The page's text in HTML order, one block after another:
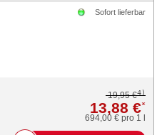
Sofort lieferbar
19,95 €4)
13,88 €*
694,00 € pro 1 l